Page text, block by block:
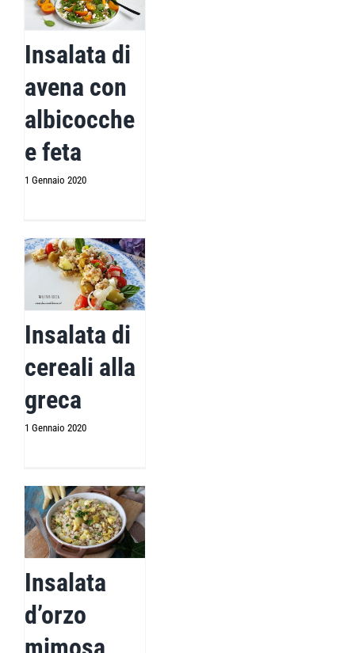
Insalata di
avena con
albicocche
e feta
1 Gennaio 2020
Insalata di
cereali alla
greca
1 Gennaio 2020
Insalata
d’orzo